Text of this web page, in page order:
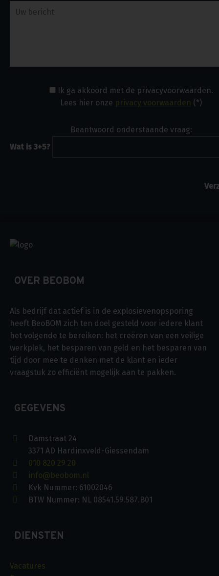
Ik ga akkoord met de privacyvoorwaarden.
Lees hier onze privacy voorwaarden (*)
Beantwoord onderstaande vraag:
Wat is 3+5?
OVER BEOBOM
Als bedrijf dat actief is in de explosievenopsporing
heeft BeoBOM zich ten doel gesteld voor iedere klant
het volgende te bereiken: het creëren van een veilige
werkplek, het besparen van geld en het besparen van
tijd door mee te denken met de klant en ieder
vraagstuk zo efficiënt mogelijk aan te pakken.
GEGEVENS
Damstraat 24
3371 AD Hardinxveld-Giessendam
010 820 29 20
info@beobom.nl
Kvk Nummer: 61002046
BTW Nummer: NL 08541.59.587.B01
DIENSTEN
Vacatures